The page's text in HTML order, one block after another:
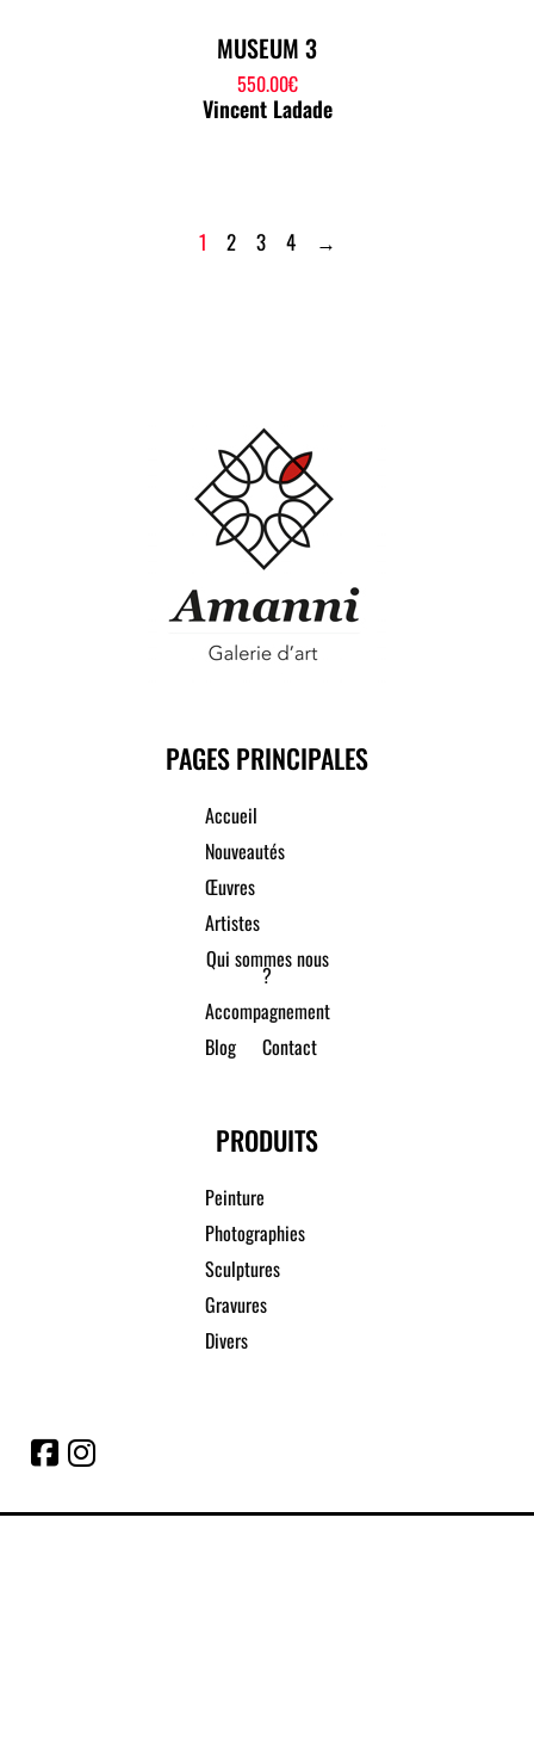
MUSEUM 3
550.00€
Vincent Ladade
1 2 3 4 →
PAGES PRINCIPALES
Accueil
Nouveautés
Œuvres
Artistes
Qui sommes nous
?
Accompagnement
Blog
Contact
PRODUITS
Peinture
Photographies
Sculptures
Gravures
Divers